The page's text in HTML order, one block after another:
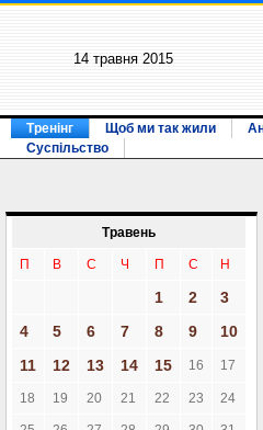
14 травня 2015
Тренінг Щоб ми так жили
Суспільство
Травень
П В С Ч П С Н
1 2
3
4
5 6 7 8 9
10
11
12 13 14 15 16 17
18 19 20 21 22 23 24